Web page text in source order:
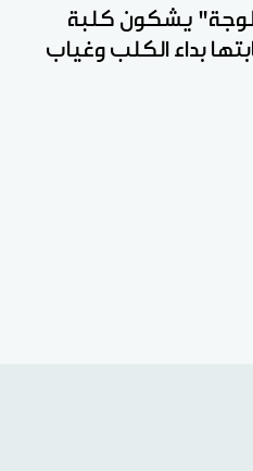
يشكون كلبة
بداء الكلب وغياب